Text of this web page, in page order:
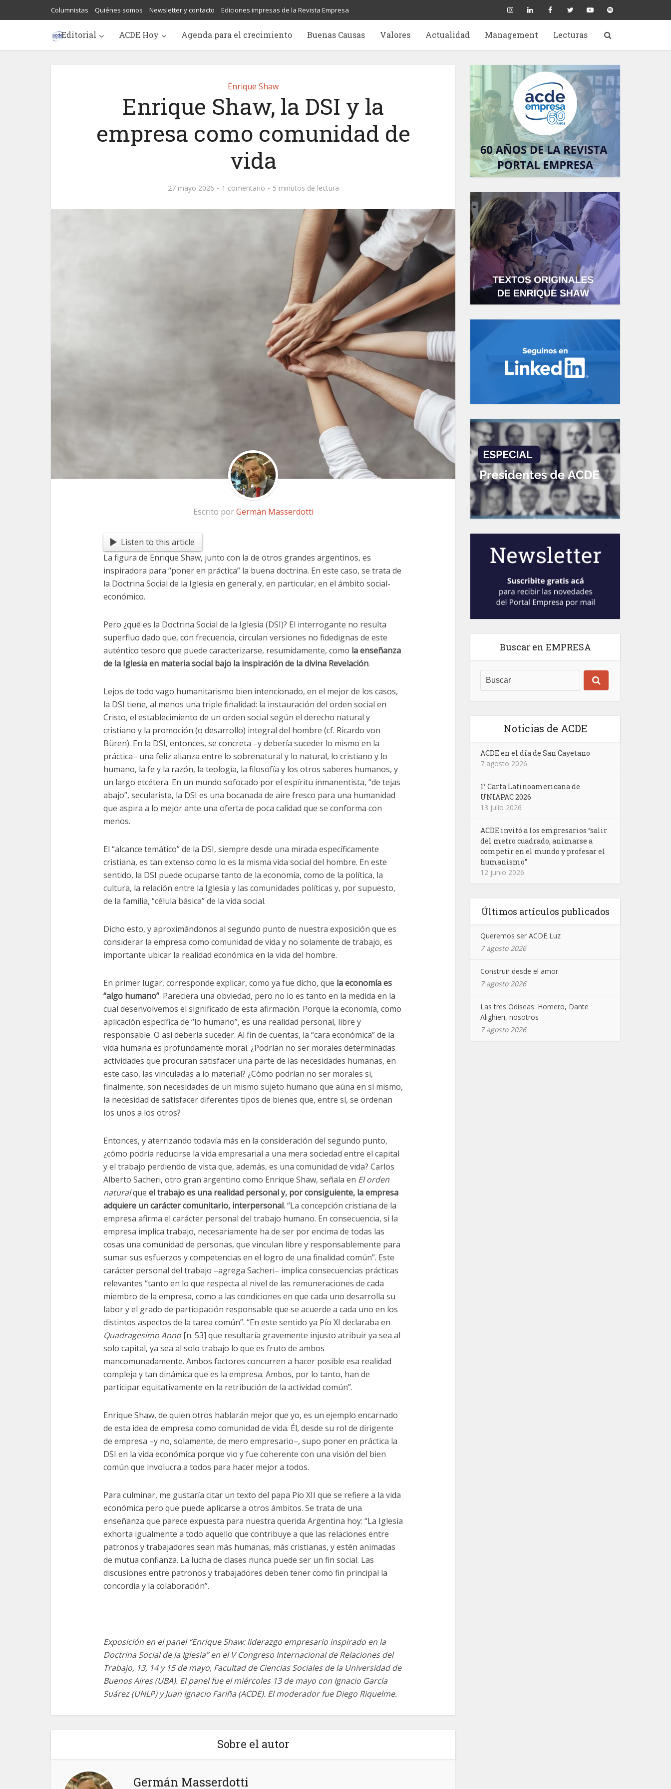
Columnistas Quiénes somos Newsletter y contacto Ediciones impresas de la Revista Empresa
Editorial ACDE Hoy Agenda para el crecimiento Buenas Causas Valores Actualidad Management Lecturas
Enrique Shaw
Enrique Shaw, la DSI y la
empresa como comunidad de
vida
27 mayo 2026 1 comentario 5 minutos de lectura
Escrito porGermán Masserdotti
Listen to this article
La figura de Enrique Shaw, junto con la de otros grandes argentinos, es
inspiradora para “poner en práctica” la buena doctrina. En este caso, se trata de
la Doctrina Social de la Iglesia en general y, en particular, en el ámbito social-
económico.
Pero ¿qué es la Doctrina Social de la Iglesia (DSI)? El interrogante no resulta
superfluo dado que, con frecuencia, circulan versiones no fidedignas de este
auténtico tesoro que puede caracterizarse, resumidamente, como la enseñanza
de la Iglesia en materia social bajo la inspiración de la divina Revelación.
Lejos de todo vago humanitarismo bien intencionado, en el mejor de los casos,
la DSI tiene, al menos una triple finalidad: la instauración del orden social en
Cristo, el establecimiento de un orden social según el derecho natural y
cristiano y la promoción (o desarrollo) integral del hombre (cf. Ricardo von
Büren). En la DSI, entonces, se concreta –y debería suceder lo mismo en la
práctica– una feliz alianza entre lo sobrenatural y lo natural, lo cristiano y lo
humano, la fe y la razón, la teología, la filosofía y los otros saberes humanos, y
un largo etcétera. En un mundo sofocado por el espíritu inmanentista, “de tejas
abajo”, secularista, la DSI es una bocanada de aire fresco para una humanidad
que aspira a lo mejor ante una oferta de poca calidad que se conforma con
menos.
El “alcance temático” de la DSI, siempre desde una mirada específicamente
cristiana, es tan extenso como lo es la misma vida social del hombre. En este
sentido, la DSI puede ocuparse tanto de la economía, como de la política, la
cultura, la relación entre la Iglesia y las comunidades políticas y, por supuesto,
de la familia, “célula básica” de la vida social.
Dicho esto, y aproximándonos al segundo punto de nuestra exposición que es
considerar la empresa como comunidad de vida y no solamente de trabajo, es
importante ubicar la realidad económica en la vida del hombre.
En primer lugar, corresponde explicar, como ya fue dicho, que la economía es
“algo humano”. Pareciera una obviedad, pero no lo es tanto en la medida en la
cual desenvolvemos el significado de esta afirmación. Porque la economía, como
aplicación específica de “lo humano”, es una realidad personal, libre y
responsable. O así debería suceder. Al fin de cuentas, la “cara económica” de la
vida humana es profundamente moral. ¿Podrían no ser morales determinadas
actividades que procuran satisfacer una parte de las necesidades humanas, en
este caso, las vinculadas a lo material? ¿Cómo podrían no ser morales si,
finalmente, son necesidades de un mismo sujeto humano que aúna en sí mismo,
la necesidad de satisfacer diferentes tipos de bienes que, entre sí, se ordenan
los unos a los otros?
Entonces, y aterrizando todavía más en la consideración del segundo punto,
¿cómo podría reducirse la vida empresarial a una mera sociedad entre el capital
y el trabajo perdiendo de vista que, además, es una comunidad de vida? Carlos
Alberto Sacheri, otro gran argentino como Enrique Shaw, señala en El orden
naturalque el trabajo es una realidad personal y, por consiguiente, la empresa
adquiere un carácter comunitario, interpersonal. “La concepción cristiana de la
empresa afirma el carácter personal del trabajo humano. En consecuencia, si la
empresa implica trabajo, necesariamente ha de ser por encima de todas las
cosas una comunidad de personas, que vinculan libre y responsablemente para
sumar sus esfuerzos y competencias en el logro de una finalidad común”. Este
carácter personal del trabajo –agrega Sacheri– implica consecuencias prácticas
relevantes “tanto en lo que respecta al nivel de las remuneraciones de cada
miembro de la empresa, como a las condiciones en que cada uno desarrolla su
labor y el grado de participación responsable que se acuerde a cada uno en los
distintos aspectos de la tarea común”. “En este sentido ya Pío XI declaraba en
Quadragesimo Anno [n. 53] que resultaría gravemente injusto atribuir ya sea al
solo capital, ya sea al solo trabajo lo que es fruto de ambos
mancomunadamente. Ambos factores concurren a hacer posible esa realidad
compleja y tan dinámica que es la empresa. Ambos, por lo tanto, han de
participar equitativamente en la retribución de la actividad común”.
Enrique Shaw, de quien otros hablarán mejor que yo, es un ejemplo encarnado
de esta idea de empresa como comunidad de vida. Él, desde su rol de dirigente
de empresa –y no, solamente, de mero empresario–, supo poner en práctica la
DSI en la vida económica porque vio y fue coherente con una visión del bien
común que involucra a todos para hacer mejor a todos.
Para culminar, me gustaría citar un texto del papa Pío XII que se refiere a la vida
económica pero que puede aplicarse a otros ámbitos. Se trata de una
enseñanza que parece expuesta para nuestra querida Argentina hoy: “La Iglesia
exhorta igualmente a todo aquello que contribuye a que las relaciones entre
patronos y trabajadores sean más humanas, más cristianas, y estén animadas
de mutua confianza. La lucha de clases nunca puede ser un fin social. Las
discusiones entre patronos y trabajadores deben tener como fin principal la
concordia y la colaboración”.
Exposición en el panel “Enrique Shaw: liderazgo empresario inspirado en la
Doctrina Social de la Iglesia” en el V Congreso Internacional de Relaciones del
Trabajo, 13, 14 y 15 de mayo, Facultad de Ciencias Sociales de la Universidad de
Buenos Aires (UBA). El panel fue el miércoles 13 de mayo con Ignacio García
Suárez (UNLP) y Juan Ignacio Fariña (ACDE). El moderador fue Diego Riquelme.
Sobre el autor
Germán Masserdotti
Buscar en EMPRESA
Noticias de ACDE
ACDE en el día de San Cayetano
7 agosto 2026
1° Carta Latinoamericana de
UNIAPAC 2026
13 julio 2026
ACDE invitó a los empresarios “salir
del metro cuadrado, animarse a
competir en el mundo y profesar el
humanismo”
12 junio 2026
Últimos artículos publicados
Queremos ser ACDE Luz
7 agosto 2026
Construir desde el amor
7 agosto 2026
Las tres Odiseas: Homero, Dante
Alighieri, nosotros
7 agosto 2026